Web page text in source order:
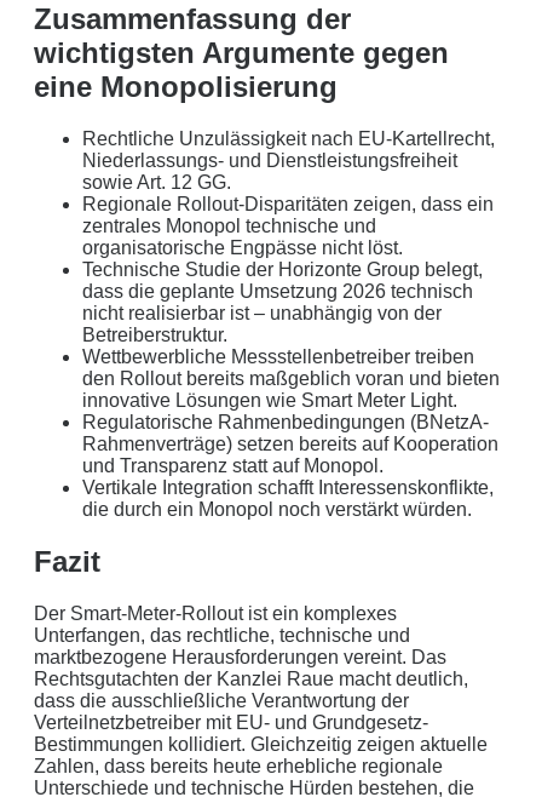
Zusammenfassung der
wichtigsten Argumente gegen
eine Monopolisierung
Rechtliche Unzulässigkeit nach EU-Kartellrecht,
Niederlassungs- und Dienstleistungsfreiheit
sowie Art. 12 GG.
Regionale Rollout-Disparitäten zeigen, dass ein
zentrales Monopol technische und
organisatorische Engpässe nicht löst.
Technische Studie der Horizonte Group belegt,
dass die geplante Umsetzung 2026 technisch
nicht realisierbar ist – unabhängig von der
Betreiberstruktur.
Wettbewerbliche Messstellenbetreiber treiben
den Rollout bereits maßgeblich voran und bieten
innovative Lösungen wie Smart Meter Light.
Regulatorische Rahmenbedingungen (BNetzA-
Rahmenverträge) setzen bereits auf Kooperation
und Transparenz statt auf Monopol.
Vertikale Integration schafft Interessenskonflikte,
die durch ein Monopol noch verstärkt würden.
Fazit
Der Smart-Meter-Rollout ist ein komplexes
Unterfangen, das rechtliche, technische und
marktbezogene Herausforderungen vereint. Das
Rechtsgutachten der Kanzlei Raue macht deutlich,
dass die ausschließliche Verantwortung der
Verteilnetzbetreiber mit EU- und Grundgesetz-
Bestimmungen kollidiert. Gleichzeitig zeigen aktuelle
Zahlen, dass bereits heute erhebliche regionale
Unterschiede und technische Hürden bestehen, die